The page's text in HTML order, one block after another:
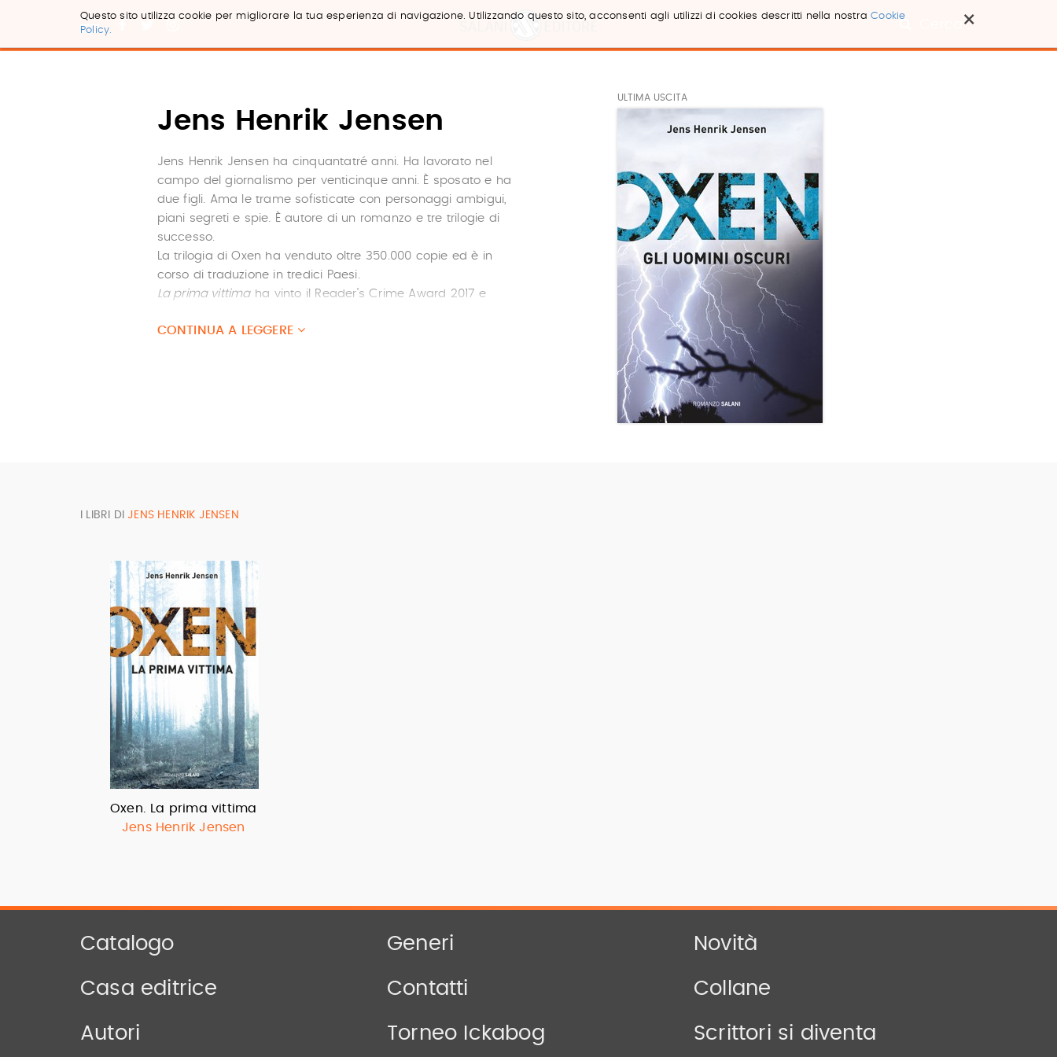
×
Questo sito utilizza cookie per migliorare la tua esperienza di navigazione. Utilizzando questo sito, acconsenti agli utilizzi di cookies descritti nella nostraCookie
Policy.
Cerca ...
Jens Henrik Jensen
Jens Henrik Jensen ha cinquantatré anni. Ha lavorato nel
campo del giornalismo per venticinque anni. È sposato e ha
due figli. Ama le trame sofisticate con personaggi ambigui,
piani segreti e spie. È autore di un romanzo e tre trilogie di
successo.
La trilogia di Oxen ha venduto oltre 350.000 copie ed è in
corso di traduzione in tredici Paesi.
La prima vittimaha vinto il Reader’s Crime Award 2017 e
produzione scandinava.
CONTINUA A LEGGERE
ULTIMA USCITA
I LIBRI DIJENS HENRIK JENSEN
Oxen. La prima vittima
Jens Henrik Jensen
Catalogo Generi Novità
Casa editrice Contatti Collane
Autori Torneo Ickabog Scrittori si diventa